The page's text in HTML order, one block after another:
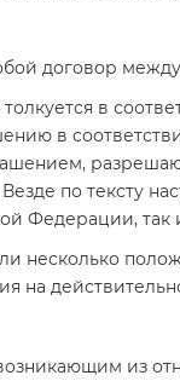
договор
в
в
по тексту
Федерации,
несколько
на
из